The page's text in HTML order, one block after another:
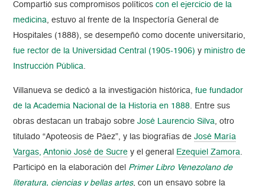
Compartió sus compromisos políticoscon el ejercicio de la
medicina, estuvo al frente de la Inspectoría General de
Hospitales (1888), se desempeñó como docente universitario,
fue rector de la Universidad Central (1905-1906) yministro de
Instrucción Pública.
Villanueva se dedicó a la investigación histórica,fue fundador
de la Academia Nacional de la Historia en 1888. Entre sus
obras destacan un trabajo sobreJosé Laurencio Silva, otro
titulado “Apoteosis de Páez”, y las biografías deJosé María
Vargas,Antonio José de Sucre y el general Ezequiel Zamora.
Participó en la elaboración del Primer Libro Venezolano de
literatura, ciencias y bellas artes, con un ensayo sobre la